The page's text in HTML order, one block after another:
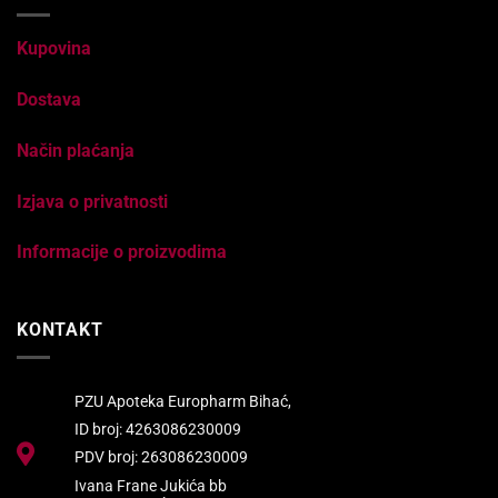
Kupovina
Dostava
Način plaćanja
Izjava o privatnosti
Informacije o proizvodima
KONTAKT
PZU Apoteka Europharm Bihać,
ID broj: 4263086230009
PDV broj: 263086230009
Ivana Frane Jukića bb